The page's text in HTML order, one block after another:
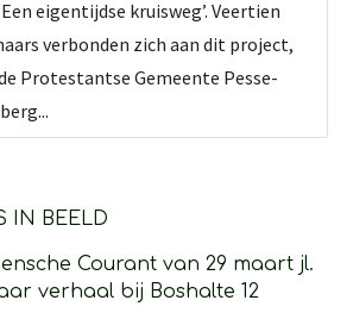
eigentijdse kruisweg’. Veertien
verbonden zich aan dit project,
Protestantse Gemeente Pesse-
IN BEELD
Courant van 29 maart jl.
verhaal bij Boshalte 12